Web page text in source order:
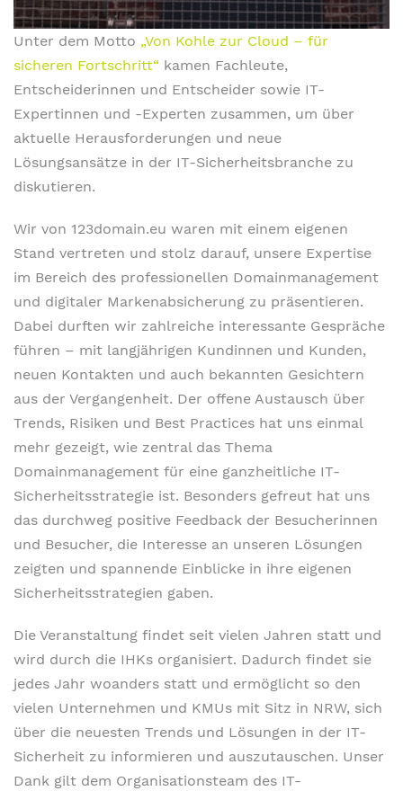
Unter dem Motto „Von Kohle zur Cloud – für
sicheren Fortschritt“ kamen Fachleute,
Entscheiderinnen und Entscheider sowie IT-
Expertinnen und -Experten zusammen, um über
aktuelle Herausforderungen und neue
Lösungsansätze in der IT-Sicherheitsbranche zu
diskutieren.
Wir von 123domain.eu waren mit einem eigenen
Stand vertreten und stolz darauf, unsere Expertise
im Bereich des professionellen Domainmanagement
und digitaler Markenabsicherung zu präsentieren.
Dabei durften wir zahlreiche interessante Gespräche
führen – mit langjährigen Kundinnen und Kunden,
neuen Kontakten und auch bekannten Gesichtern
aus der Vergangenheit. Der offene Austausch über
Trends, Risiken und Best Practices hat uns einmal
mehr gezeigt, wie zentral das Thema
Domainmanagement für eine ganzheitliche IT-
Sicherheitsstrategie ist. Besonders gefreut hat uns
das durchweg positive Feedback der Besucherinnen
und Besucher, die Interesse an unseren Lösungen
zeigten und spannende Einblicke in ihre eigenen
Sicherheitsstrategien gaben.
Die Veranstaltung findet seit vielen Jahren statt und
wird durch die IHKs organisiert. Dadurch findet sie
jedes Jahr woanders statt und ermöglicht so den
vielen Unternehmen und KMUs mit Sitz in NRW, sich
über die neuesten Trends und Lösungen in der IT-
Sicherheit zu informieren und auszutauschen. Unser
Dank gilt dem Organisationsteam des IT-